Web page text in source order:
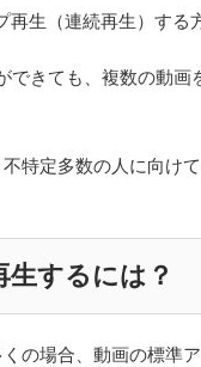
生（連続再生）する
できても、複数の動
特定多数の人に向け
するには？
の場合、動画の標準